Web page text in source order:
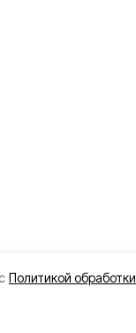
Политикой обработки